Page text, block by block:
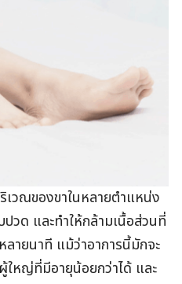
เวณของขาในหลายตำแหน่ง
ปวด และทำให้กล้ามเนื้อส่วนที่
ายนาที แม้ว่าอาการนี้มักจะ
ใหญ่ที่มีอายุน้อยกว่าได้ และ